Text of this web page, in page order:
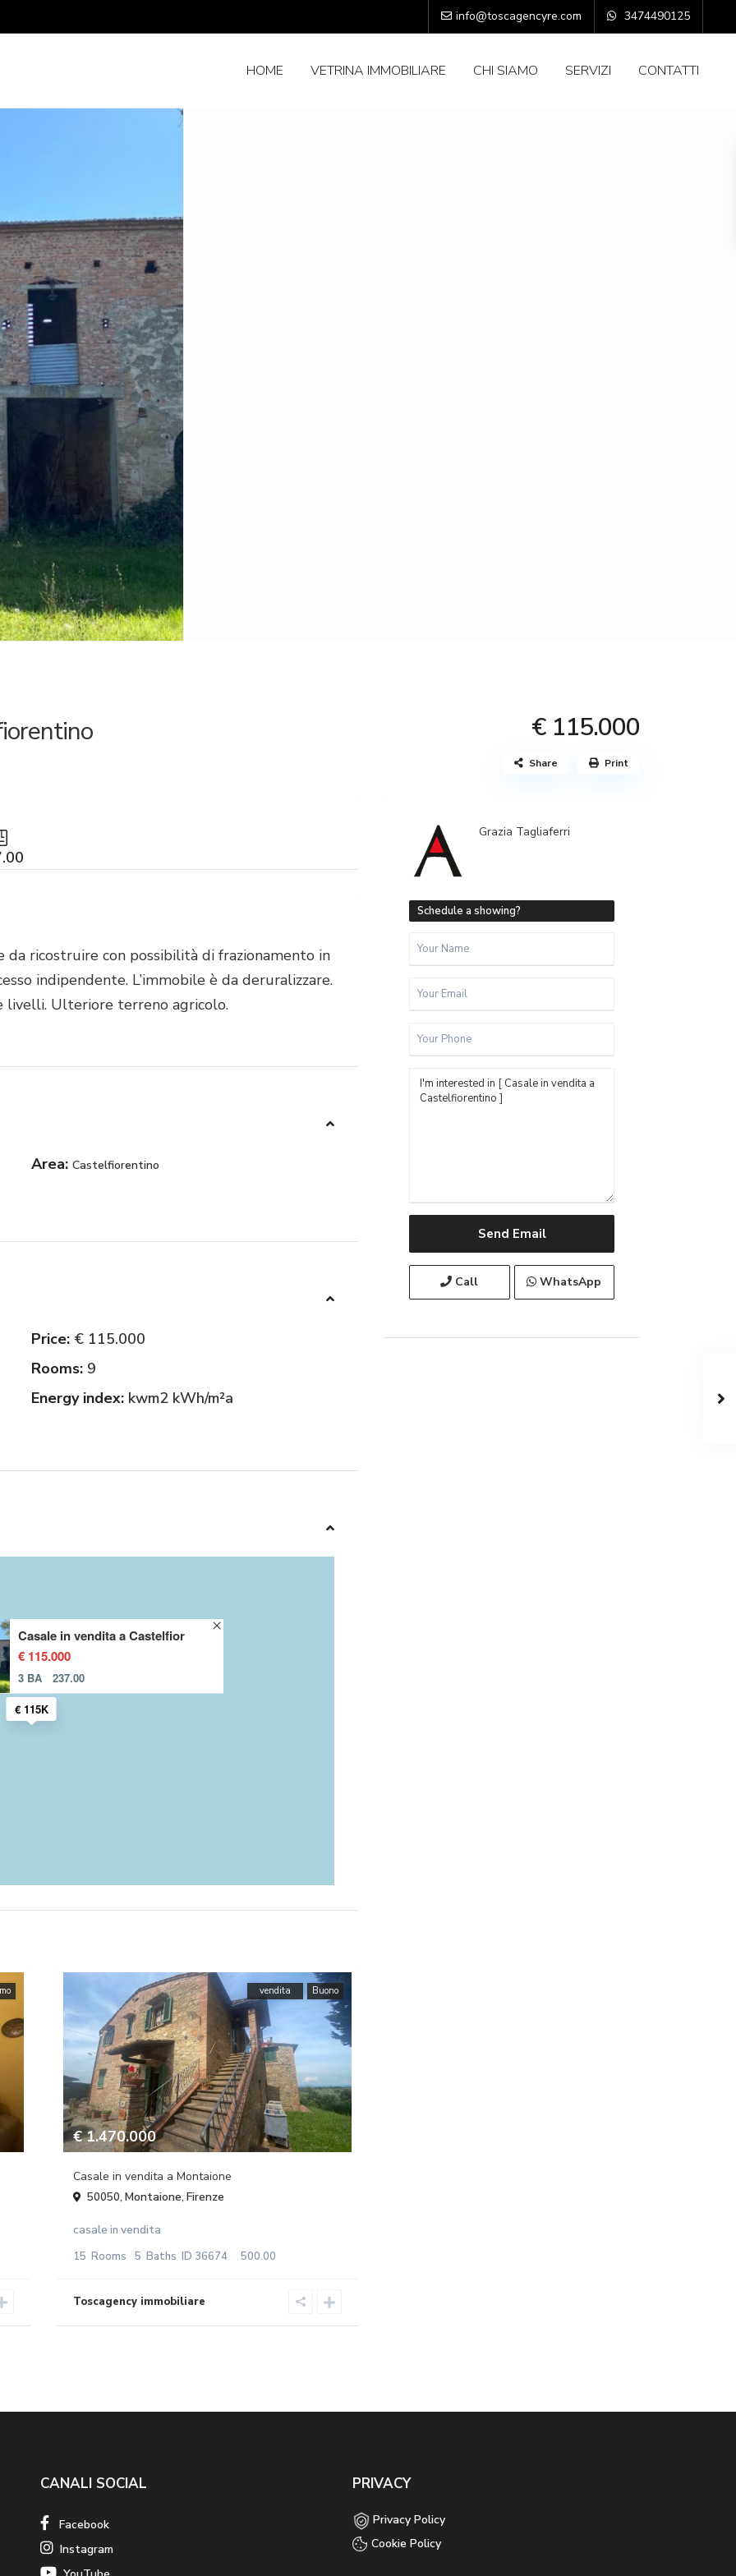
info@toscagencyre.com 3474490125
HOME VETRINA IMMOBILIARE CHI SIAMO SERVIZI CONTATTI
€ 115.000
Share Print
ricostruire con possibilità di frazionamento in
indipendente. L’immobile è da deruralizzare.
livelli. Ulteriore terreno agricolo.
Area: Castelfiorentino
Price: € 115.000
Rooms: 9
Energy index: kwm2 kWh/m²a
€ 115K
Casale in vendita a Castelfior
€ 115.000
3 BA 237.00
€ 1.470.000
vendita Buono
Casale in vendita a Montaione
50050, Montaione, Firenze
casale in vendita
15 Rooms 5 Baths ID 36674 500.00
Grazia Tagliaferri
Schedule a showing?
Call WhatsApp
CANALI SOCIAL
Facebook
Instagram
PRIVACY
Privacy Policy
Cookie Policy